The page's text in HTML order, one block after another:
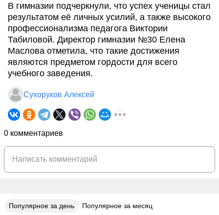
В гимназии подчеркнули, что успех ученицы стал
результатом её личных усилий, а также высокого
профессионализма педагога Виктории
Табиловой. Директор гимназии №30 Елена
Маслова отметила, что такие достижения
являются предметом гордости для всего
учебного заведения.
Сухоруков Алексей
0 комментариев
Популярное за день Популярное за месяц